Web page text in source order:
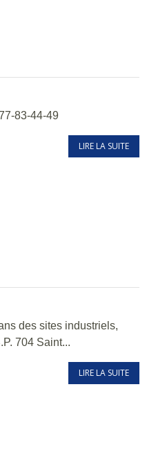
83-44-49
LIRE LA SUITE
des sites industriels,
704 Saint...
LIRE LA SUITE